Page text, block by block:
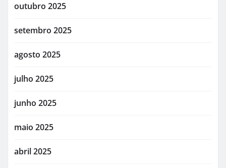
outubro 2025
setembro 2025
agosto 2025
julho 2025
junho 2025
maio 2025
abril 2025